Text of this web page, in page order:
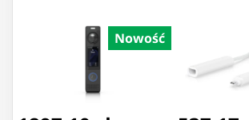
Nowość